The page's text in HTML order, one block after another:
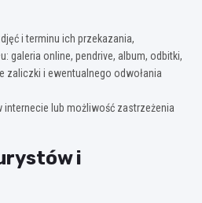
i terminu ich przekazania,
galeria online, pendrive, album, odbitki,
zaliczki i ewentualnego odwołania
internecie lub możliwość zastrzeżenia
i